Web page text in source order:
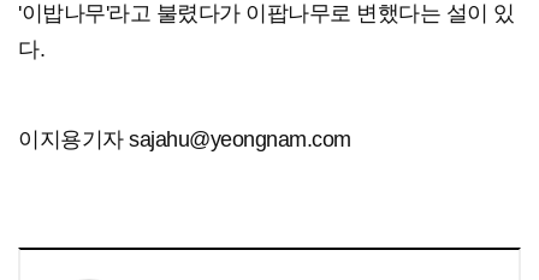
'이밥나무'라고 불렸다가 이팝나무로 변했다는 설이 있
다.
이지용기자 sajahu@yeongnam.com